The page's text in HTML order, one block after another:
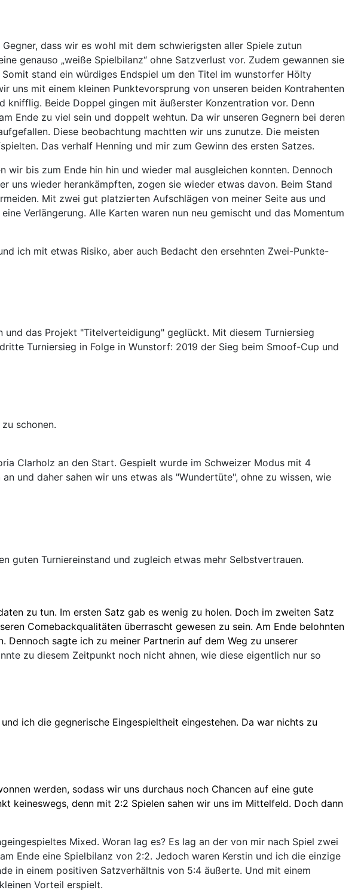
dass wir es wohl mit dem schwierigsten aller Spiele zutun
genauso „weiße Spielbilanz“ ohne Satzverlust vor. Zudem gewannen sie
stand ein würdiges Endspiel um den Titel im wunstorfer Hölty
mit einem kleinen Punktevorsprung von unseren beiden Kontrahenten
knifflig. Beide Doppel gingen mit äußerster Konzentration vor. Denn
Ende zu viel sein und doppelt wehtun. Da wir unseren Gegnern bei deren
Diese beobachtung machtten wir uns zunutze. Die meisten
Das verhalf Henning und mir zum Gewinn des ersten Satzes.
bis zum Ende hin hin und wieder mal ausgleichen konnten. Dennoch
uns wieder herankämpften, zogen sie wieder etwas davon. Beim Stand
Mit zwei gut platzierten Aufschlägen von meiner Seite aus und
Verlängerung. Alle Karten waren nun neu gemischt und das Momentum
ich mit etwas Risiko, aber auch Bedacht den ersehnten Zwei-Punkte-
das Projekt "Titelverteidigung" geglückt. Mit diesem Turniersieg
Turniersieg in Folge in Wunstorf: 2019 der Sieg beim Smoof-Cup und
schonen.
Clarholz an den Start. Gespielt wurde im Schweizer Modus mit 4
und daher sahen wir uns etwas als "Wundertüte", ohne zu wissen, wie
guten Turniereinstand und zugleich etwas mehr Selbstvertrauen.
zu tun. Im ersten Satz gab es wenig zu holen. Doch im zweiten Satz
Comebackqualitäten überrascht gewesen zu sein. Am Ende belohnten
sagte ich zu meiner Partnerin auf dem Weg zu unserer
zu diesem Zeitpunkt noch nicht ahnen, wie diese eigentlich nur so
ich die gegnerische Eingespieltheit eingestehen. Da war nichts zu
werden, sodass wir uns durchaus noch Chancen auf eine gute
keineswegs, denn mit 2:2 Spielen sahen wir uns im Mittelfeld. Doch dann
Mixed. Woran lag es? Es lag an der von mir nach Spiel zwei
Ende eine Spielbilanz von 2:2. Jedoch waren Kerstin und ich die einzige
in einem positiven Satzverhältnis von 5:4 äußerte. Und mit einem
Vorteil erspielt.